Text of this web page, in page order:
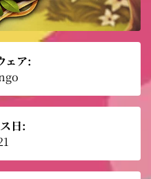
ェア:
日: